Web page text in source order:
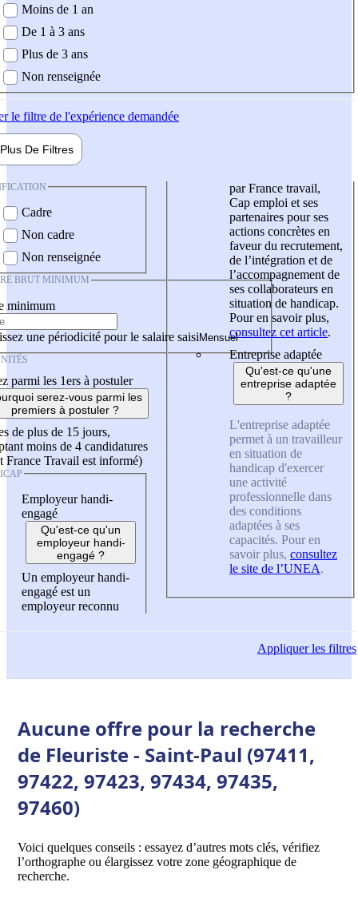
demandée
Moins de 1 an
De 1 à 3 ans
Plus de 3 ans
Non renseignée
le filtre de l'expérience demandée
Plus De Filtres
Cadre
Non cadre
Non renseignée
BRUT MINIMUM
minimum
une périodicité pour le salaire saisi
parmi les 1ers à postuler
serez-vous parmi les
premiers à postuler ?
de plus de 15 jours,
moins de 4 candidatures
France Travail est informé)
Employeur handi-
engagé
Qu'est-ce qu'un
employeur handi-
engagé ?
Un employeur handi-
engagé est un
employeur reconnu
par France travail,
Cap emploi et ses
partenaires pour ses
actions concrètes en
faveur du recrutement,
de l’intégration et de
l’accompagnement de
ses collaborateurs en
situation de handicap.
Pour en savoir plus,
consultez cet article.
Entreprise adaptée
Qu'est-ce qu'une
entreprise adaptée
?
L'entreprise adaptée
permet à un travailleur
en situation de
handicap d'exercer
une activité
professionnelle dans
des conditions
adaptées à ses
capacités. Pour en
savoir plus, consultez
le site de l’UNEA.
Appliquerles filtres
Aucune offre pour la recherche
de Fleuriste - Saint-Paul (97411,
97422, 97423, 97434, 97435,
97460)
Voici quelques conseils : essayez d’autres mots clés, vérifiez
l’orthographe ou élargissez votre zone géographique de
recherche.